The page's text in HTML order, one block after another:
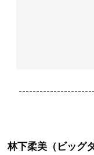
林下柔美（ビッグ